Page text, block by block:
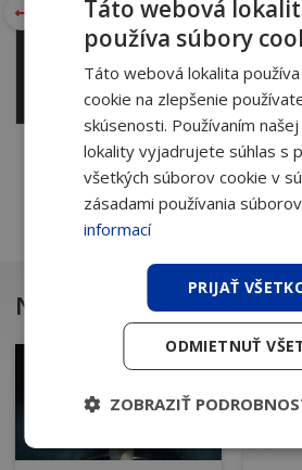
Na stiahnutie
Táto webová
používa súbory
Táto webová lokalita
cookie na zlepšenie
skúsenosti. Používaním
lokality vyjadrujete súhlas s
všetkých súborov cookie v
zásadami používania
informací
PRIJAŤ
ODMIETNUŤ
ZOBRAZIŤ